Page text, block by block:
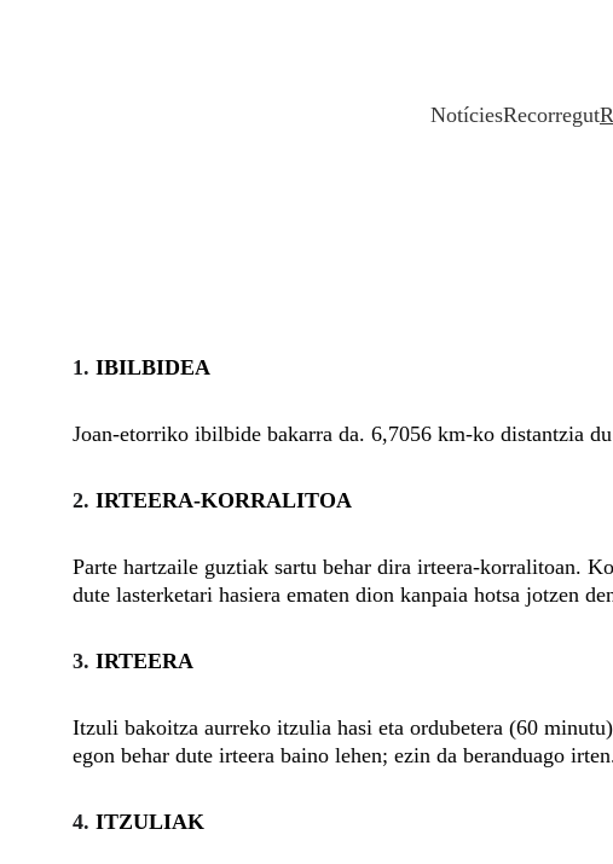
NotíciesRecorregut
1. IBILBIDEA
Joan-etorriko ibilbide bakarra da. 6,7056 km-ko distantzia
2. IRTEERA-KORRALITOA
Parte hartzaile guztiak sartu behar dira irteera-korralitoan.
dute lasterketari hasiera ematen dion kanpaia hotsa jotzen
3. IRTEERA
Itzuli bakoitza aurreko itzulia hasi eta ordubetera (60
egon behar dute irteera baino lehen; ezin da beranduago
4. ITZULIAK